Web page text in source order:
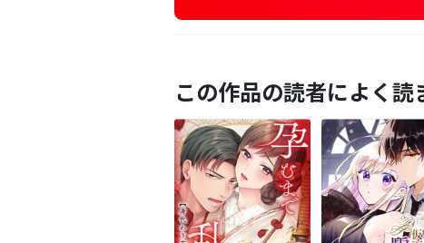
この作品の読者によく読